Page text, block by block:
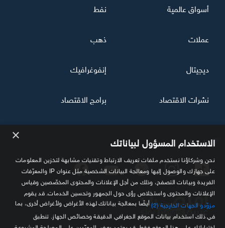
تابعنا
أسواق عالمية نفط
عملات ذهب
ديجيتال إنفوغرافيك
نشرات الاقتصاد برامج الاقتصاد
× الاستخدام المسؤول لبياناتك
نحن وشركاؤنا نستخدم ملفات تعريف الارتباط وتقنيات مشابهة لتخزين المعلومات
على جهازك والوصول إليها ومعالجة البيانات الشخصية مثل عنوان IP والمعرّفات
الفريدة وبيانات التصفح، وذلك من أجل الإعلانات والمحتوى المخصّصين وقياس
الإعلانات والمحتوى واستخلاص رؤى حول الجمهور وتحسين الخدمات. قد يقوم
مزوّدو الجهات الخارجية (2)
أيضًا بمعالجة بياناتك لهذه الأغراض ولأغراض أخرى، بما
في ذلك استخدام بيانات الموقع الجغرافي الدقيقة وخصائص الجهاز. تنطبق
اختياراتك على هذا الموقع فقط. قد يعتمد بعض المورّدين على المصلحة المشروعة